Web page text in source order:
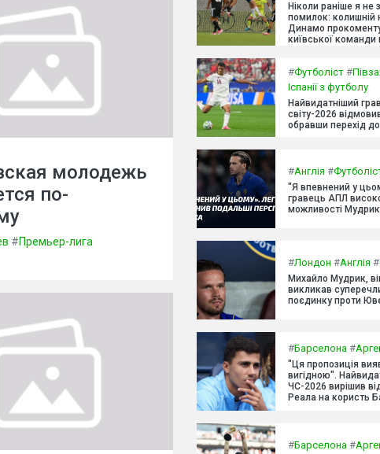
молодежь
по-
#Премьер-лига
Ніколи раніше я не
помилок: колишній
Динамо
київської
#Футболіст #
Іспанії з футболу
Найвидатніший
світу-2026
обравши перехід
#Англія #
"Я впевнений у
гравець АПЛ
можливості
#Лондон #Англія #
Михайло Мудрик,
викликав
поєдинку проти
#Барселона #
"Ця пропозиція
вигідною".
ЧС-2026 вирішив
Реала на користь
#Барселона #